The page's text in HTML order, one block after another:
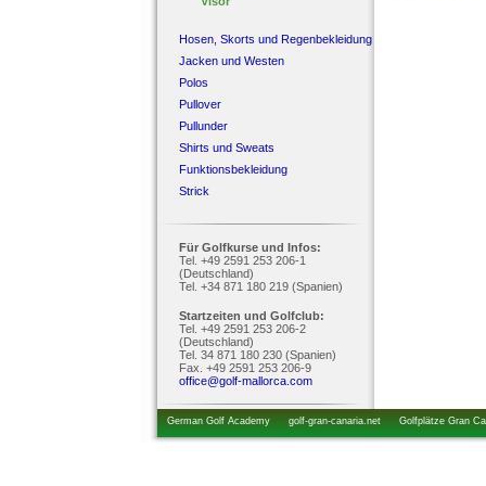
Hosen, Skorts und Regenbekleidung
Jacken und Westen
Polos
Pullover
Pullunder
Shirts und Sweats
Funktionsbekleidung
Strick
Für Golfkurse und Infos:
Tel. +49 2591 253 206-1
(Deutschland)
Tel. +34 871 180 219 (Spanien)
Startzeiten und Golfclub:
Tel. +49 2591 253 206-2
(Deutschland)
Tel. 34 871 180 230 (Spanien)
Fax. +49 2591 253 206-9
office@golf-mallorca.com
German Golf Academy golf-gran-canaria.net Golfplätze Gran
startzeiten.de golfkurs-urlaub.de